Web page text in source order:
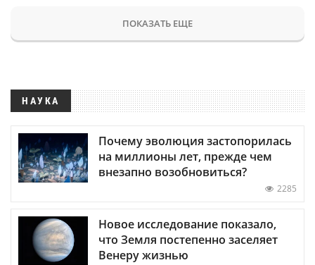
ПОКАЗАТЬ ЕЩЕ
НАУКА
Почему эволюция застопорилась
на миллионы лет, прежде чем
внезапно возобновиться?
2285
Новое исследование показало,
что Земля постепенно заселяет
Венеру жизнью